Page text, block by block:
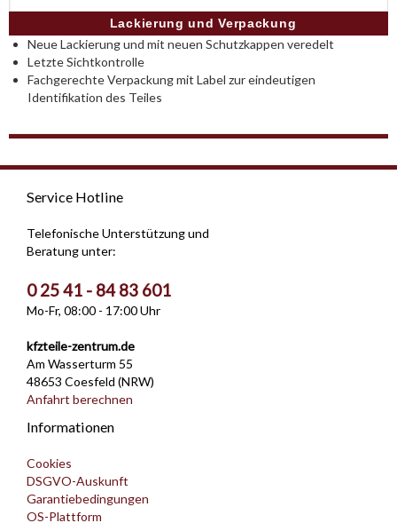
Lackierung und Verpackung
Neue Lackierung und mit neuen Schutzkappen veredelt
Letzte Sichtkontrolle
Fachgerechte Verpackung mit Label zur eindeutigen
Identifikation des Teiles
Service Hotline
Telefonische Unterstützung und
Beratung unter:
0 25 41 - 84 83 601
Mo-Fr, 08:00 - 17:00 Uhr
kfzteile-zentrum.de
Am Wasserturm 55
48653 Coesfeld (NRW)
Anfahrt berechnen
Informationen
Cookies
DSGVO-Auskunft
Garantiebedingungen
OS-Plattform